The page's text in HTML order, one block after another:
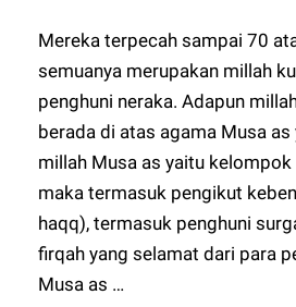
Mereka terpecah sampai 70
semuanya merupakan millah
penghuni neraka. Adapun
berada di atas agama Musa as
millah Musa as yaitu
maka termasuk pengikut
haqq), termasuk penghuni
firqah yang selamat dari para
Musa as …